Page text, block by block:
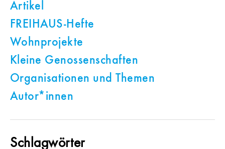
Artikel
FREIHAUS-Hefte
Wohnprojekte
Kleine Genossenschaften
Organisationen und Themen
Autor*innen
Schlagwörter